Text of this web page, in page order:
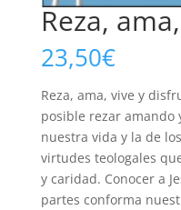
Reza,
23,50€
Reza, ama, vive y
posible rezar
nuestra vida y la de
virtudes teologales
y caridad. Conocer a
partes conforma